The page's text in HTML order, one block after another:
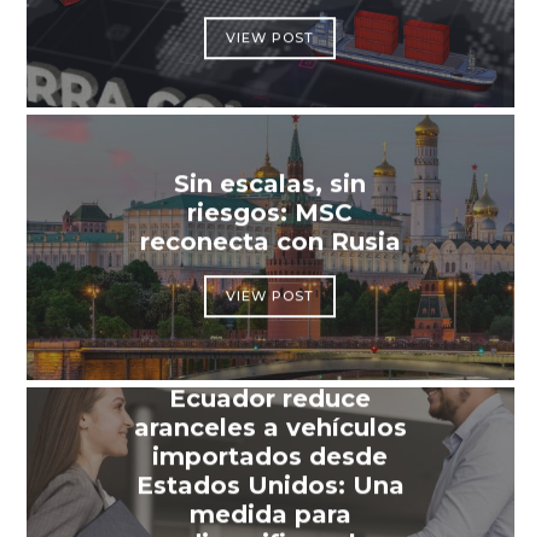
VIEW POST
Sin escalas, sin
riesgos: MSC
reconecta con Rusia
VIEW POST
Ecuador reduce
aranceles a vehículos
importados desde
Estados Unidos: Una
medida para